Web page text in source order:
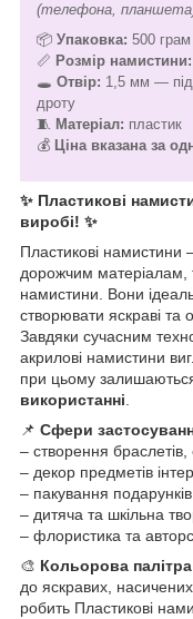
(телефона,
📦 Упаковка: 500
📏 Розмір намистини:
🕳️ Отвір: 1,5 мм —
дроту
🧵 Матеріал: пластик
💰 Ціна вказана за
✨ Пластикові
виробі! ✨
Пластикові намистини
дорожчим матеріалам,
намистини. Вони
створювати яскраві та
Завдяки сучасним
акрилові намистини
при цьому
використанні.
📌 Сфери
– створення браслетів,
– декор предметів
– пакування
– дитяча та шкільна
– флористика та
🎨 Кольорова палітра
до яскравих, насичених
робить Пластикові